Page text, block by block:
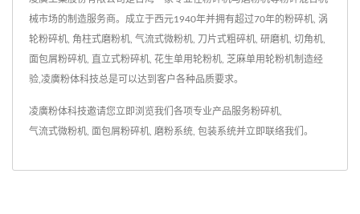
械市场的制造服务商。成立于西元1940年并拥有超过70年的粉碎机, 涡
轮粉碎机, 角柱式磨粉机, 气流式微粉机, 刀片式粗碎机, 研磨机, 切角机,
面包屑粉碎机, 直立式粉碎机, 花生单用轮粉机, 芝麻单用轮粉机制造经
验,凌廣粉体科技总是可以达到客户各种品质要求。
凌廣粉体科技邀请您立即浏览我们各项专业产品服务粉碎机
气流式微粉机 面包屑粉碎机 磨粉系统 包装系统并 立即联络我们 。